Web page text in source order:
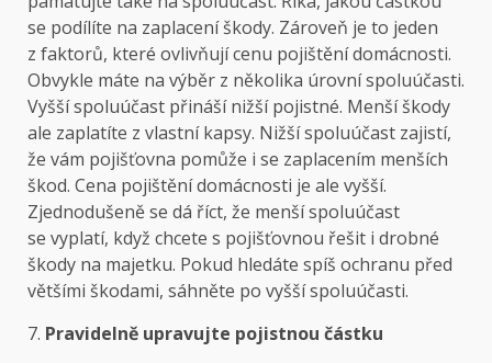
se podílíte na zaplacení škody. Zároveň je to jeden
z faktorů, které ovlivňují cenu pojištění domácnosti.
Obvykle máte na výběr z několika úrovní spoluúčasti.
Vyšší spoluúčast přináší nižší pojistné. Menší škody
ale zaplatíte z vlastní kapsy. Nižší spoluúčast zajistí,
že vám pojišťovna pomůže i se zaplacením menších
škod. Cena pojištění domácnosti je ale vyšší.
Zjednodušeně se dá říct, že menší spoluúčast
se vyplatí, když chcete s pojišťovnou řešit i drobné
škody na majetku. Pokud hledáte spíš ochranu před
většími škodami, sáhněte po vyšší spoluúčasti.
7. Pravidelně upravujte pojistnou částku